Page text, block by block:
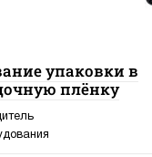
упаковки в
плёнку